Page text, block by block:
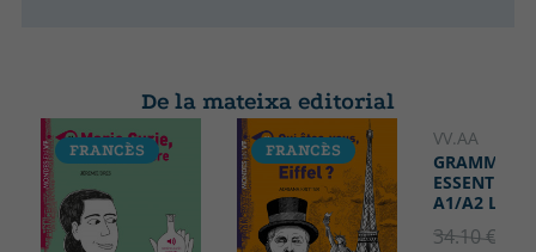
De la mateixa editorial
FRANCÈS FRANCÈS
FRANCÈS
VV.AA
GRAMMAIRE
A1/A2
34.10 €